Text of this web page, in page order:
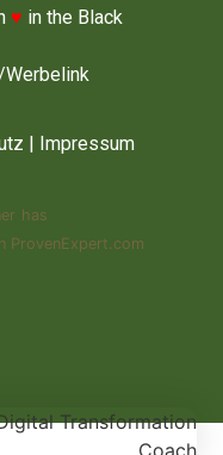
♥ in the Black
| Impressum
has
ProvenExpert.com